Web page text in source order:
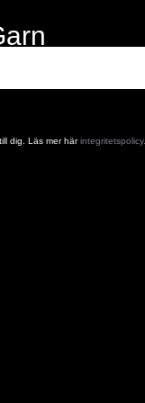
dig. Läs mer härintegritetspolicy.